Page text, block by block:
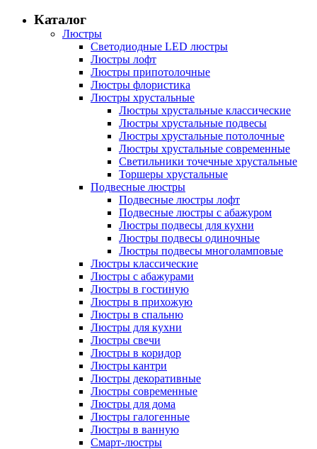
Каталог
Люстры
Светодиодные LED люстры
Люстры лофт
Люстры припотолочные
Люстры флористика
Люстры хрустальные
Люстры хрустальные классические
Люстры хрустальные подвесы
Люстры хрустальные потолочные
Люстры хрустальные современные
Светильники точечные хрустальные
Торшеры хрустальные
Подвесные люстры
Подвесные люстры лофт
Подвесные люстры с абажуром
Люстры подвесы для кухни
Люстры подвесы одиночные
Люстры подвесы многоламповые
Люстры классические
Люстры с абажурами
Люстры в гостиную
Люстры в прихожую
Люстры в спальню
Люстры для кухни
Люстры свечи
Люстры в коридор
Люстры кантри
Люстры декоративные
Люстры современные
Люстры для дома
Люстры галогенные
Люстры в ванную
Смарт-люстры